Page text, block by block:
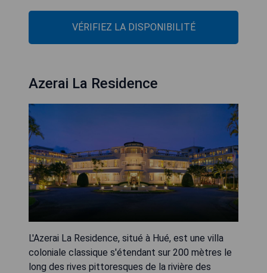
VÉRIFIEZ LA DISPONIBILITÉ
Azerai La Residence
L'Azerai La Residence, situé à Hué, est une villa
coloniale classique s'étendant sur 200 mètres le
long des rives pittoresques de la rivière des